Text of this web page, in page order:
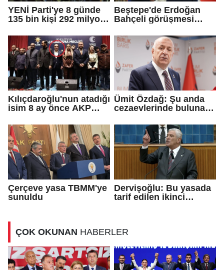
YENİ Parti'ye 8 günde
135 bin kişi 292 milyon
Beştepe'de Erdoğan
Bahçeli görüşmesi
Kılıçdaroğlu'nun atadığı
isim 8 ay önce AKP
Ümit Özdağ: Şu anda
cezaevlerinde bulunan
ne?
Çerçeve yasa TBMM'ye
sunuldu
Dervişoğlu: Bu yasada
tarif edilen ikinci
ÇOK OKUNAN HABERLER